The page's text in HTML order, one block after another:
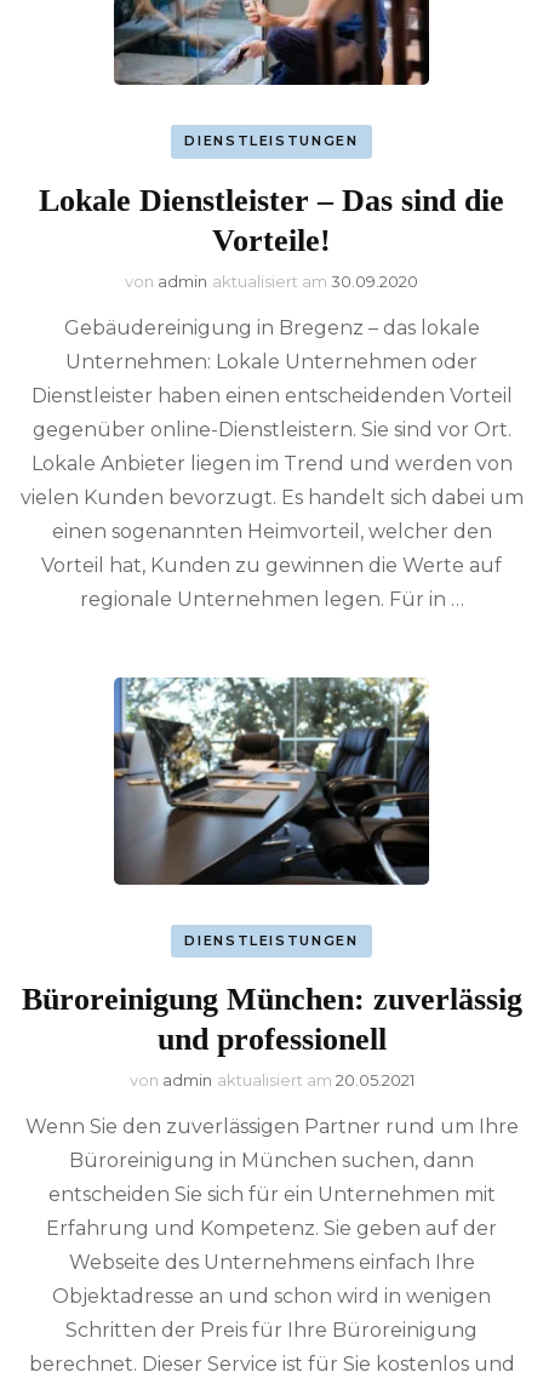
DIENSTLEISTUNGEN
Lokale Dienstleister – Das sind die
Vorteile!
von admin aktualisiert am 30.09.2020
Gebäudereinigung in Bregenz – das lokale
Unternehmen: Lokale Unternehmen oder
Dienstleister haben einen entscheidenden Vorteil
gegenüber online-Dienstleistern. Sie sind vor Ort.
Lokale Anbieter liegen im Trend und werden von
vielen Kunden bevorzugt. Es handelt sich dabei um
einen sogenannten Heimvorteil, welcher den
Vorteil hat, Kunden zu gewinnen die Werte auf
regionale Unternehmen legen. Für in …
DIENSTLEISTUNGEN
Büroreinigung München: zuverlässig
und professionell
von admin aktualisiert am 20.05.2021
Wenn Sie den zuverlässigen Partner rund um Ihre
Büroreinigung in München suchen, dann
entscheiden Sie sich für ein Unternehmen mit
Erfahrung und Kompetenz. Sie geben auf der
Webseite des Unternehmens einfach Ihre
Objektadresse an und schon wird in wenigen
Schritten der Preis für Ihre Büroreinigung
berechnet. Dieser Service ist für Sie kostenlos und